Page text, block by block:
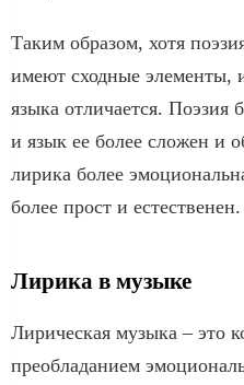
Таким образом, хотя
имеют сходные элементы,
языка отличается. Поэзия
и язык ее более сложен и
лирика более
более прост и естественен.
Лирика в музыке
Лирическая музыка – это
преобладанием